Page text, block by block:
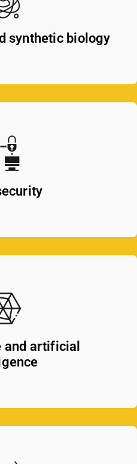
synthetic biology
and artificial